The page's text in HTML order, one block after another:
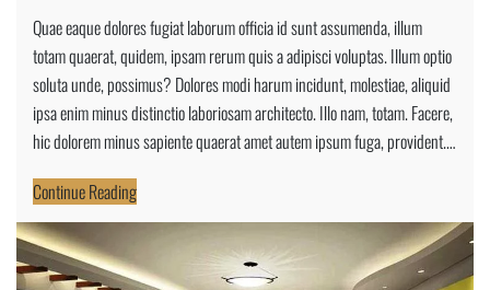
Company
Is
Under
Construction
Quae eaque dolores fugiat laborum officia id sunt assumenda, illum
totam quaerat, quidem, ipsam rerum quis a adipisci voluptas. Illum optio
soluta unde, possimus? Dolores modi harum incidunt, molestiae, aliquid
ipsa enim minus distinctio laboriosam architecto. Illo nam, totam. Facere,
hic dolorem minus sapiente quaerat amet autem ipsum fuga, provident.…
Continue Reading